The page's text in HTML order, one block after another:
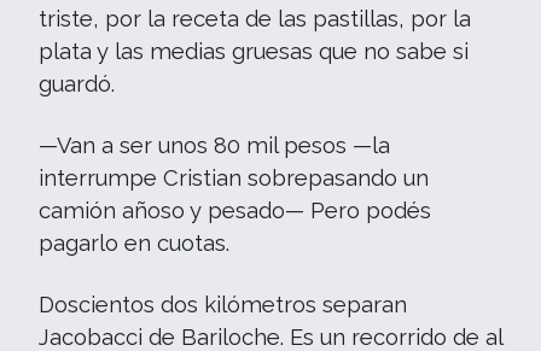
triste, por la receta de las pastillas, por la
plata y las medias gruesas que no sabe si
guardó.
—Van a ser unos 80 mil pesos —la
interrumpe Cristian sobrepasando un
camión añoso y pesado— Pero podés
pagarlo en cuotas.
Doscientos dos kilómetros separan
Jacobacci de Bariloche. Es un recorrido de al